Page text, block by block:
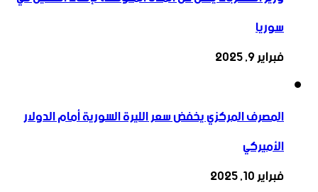
سوريا
فبراير 9, 2025
المصرف المركزي يخفض سعر الليرة السورية أمام الدولار
الأميركي
فبراير 10, 2025